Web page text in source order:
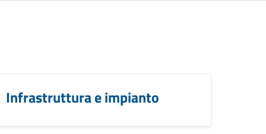
Infrastruttura e impianto